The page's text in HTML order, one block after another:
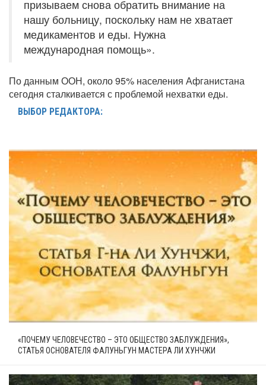
призываем снова обратить внимание на
нашу больницу, поскольку нам не хватает
медикаментов и еды. Нужна
международная помощь».
По данным ООН, около 95% населения Афганистана
сегодня сталкивается с проблемой нехватки еды.
ВЫБОР РЕДАКТОРА:
«ПОЧЕМУ ЧЕЛОВЕЧЕСТВО – ЭТО ОБЩЕСТВО ЗАБЛУЖДЕНИЯ»,
СТАТЬЯ ОСНОВАТЕЛЯ ФАЛУНЬГУН МАСТЕРА ЛИ ХУНЧЖИ